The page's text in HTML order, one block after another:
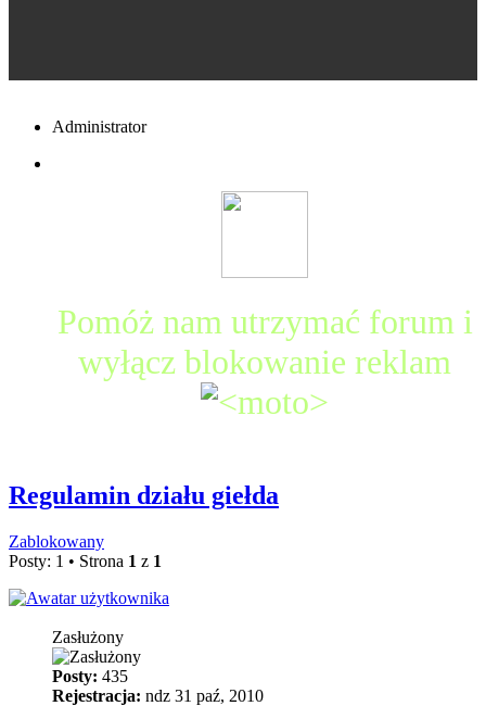
Administrator
Pomóż nam utrzymać forum i
wyłącz blokowanie reklam
Regulamin działu giełda
Zablokowany
Posty: 1 • Strona 1 z 1
Zasłużony
Posty: 435
Rejestracja: ndz 31 paź, 2010